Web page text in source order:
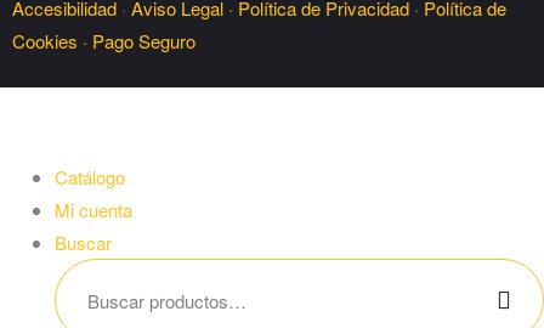
Accesibilidad · Aviso Legal · Política de Privacidad · Política de
Cookies · Pago Seguro
Catálogo
Mi cuenta
Buscar